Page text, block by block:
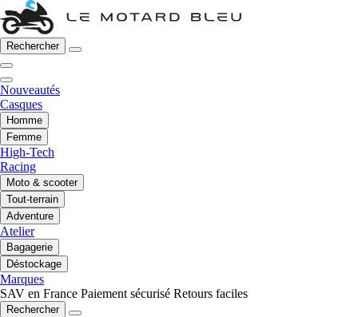
Rechercher
Nouveautés
Casques
Homme
Femme
High-Tech
Racing
Moto & scooter
Tout-terrain
Adventure
Atelier
Bagagerie
Déstockage
Marques
SAV en France Paiement sécurisé Retours faciles
Rechercher